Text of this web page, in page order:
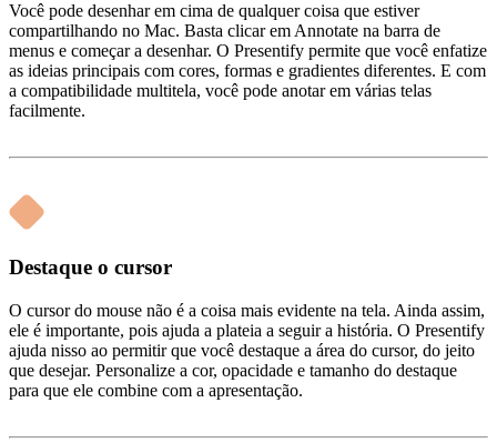
Você pode desenhar em cima de qualquer coisa que estiver
compartilhando no Mac. Basta clicar em Annotate na barra de
menus e começar a desenhar. O Presentify permite que você enfatize
as ideias principais com cores, formas e gradientes diferentes. E com
a compatibilidade multitela, você pode anotar em várias telas
facilmente.
Destaque o cursor
O cursor do mouse não é a coisa mais evidente na tela. Ainda assim,
ele é importante, pois ajuda a plateia a seguir a história. O Presentify
ajuda nisso ao permitir que você destaque a área do cursor, do jeito
que desejar. Personalize a cor, opacidade e tamanho do destaque
para que ele combine com a apresentação.